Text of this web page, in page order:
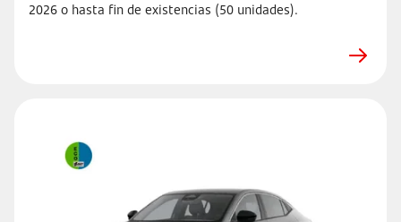
2026 o hasta fin de existencias (50 unidades).